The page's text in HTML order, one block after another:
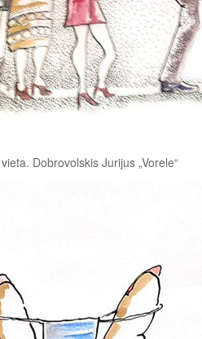
Dobrovolskis Jurijus „Vorele“